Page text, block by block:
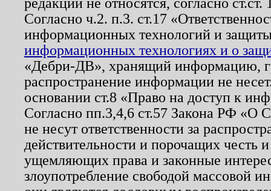
Согласно ч.2. п.3. ст.17
информационных технологий и
информационных технологиях и о
«Дебри-ДВ», хранящий информацию,
распространение информации не
основании ст.8 «Право на доступ к
Согласно пп.3,4,6 ст.57 Закона РФ «О
не несут ответственности за
действительности и порочащих честь
ущемляющих права и законные
злоупотребление свободой массовой